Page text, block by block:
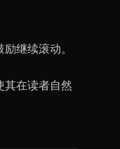
继续滚动。
其在读者自然